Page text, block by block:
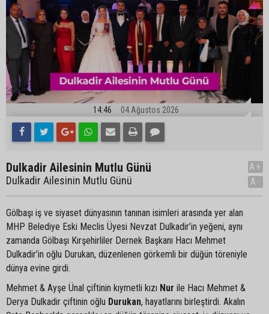
14:46 04 Ağustos 2026
Dulkadir Ailesinin Mutlu Günü
Dulkadir Ailesinin Mutlu Günü
A+
A-
Gölbaşı iş ve siyaset dünyasının tanınan isimleri arasında yer alan
MHP Belediye Eski Meclis Üyesi Nevzat Dulkadir’in yeğeni, aynı
zamanda Gölbaşı Kırşehirliler Dernek Başkanı Hacı Mehmet
Dulkadir’in oğlu Durukan, düzenlenen görkemli bir düğün töreniyle
dünya evine girdi.
Mehmet & Ayşe Ünal çiftinin kıymetli kızı Nur ile Hacı Mehmet &
Derya Dulkadir çiftinin oğlu Durukan, hayatlarını birleştirdi. Akalın